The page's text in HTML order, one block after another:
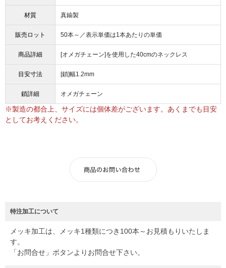
材質 真鍮製
販売ロット 50本～／表示単価は1本あたりの単価
商品詳細 [オメガチェーン]を使用した40cmのネックレス
目安寸法 [鎖]幅1.2mm
鎖詳細 オメガチェーン
※製造の都合上、サイズには個体差がございます。あくまでも目安
としてお考えください。
特注加工について
メッキ加工は、メッキ1種類につき100本～お見積もりいたしま
す。
「お問合せ」ボタンよりお問合せ下さい。